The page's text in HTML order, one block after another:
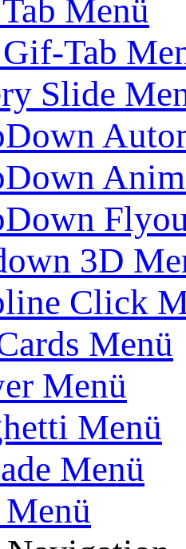
Menü
Tab
Slide
3D
Click
Menü
Menü
Menü
Menü